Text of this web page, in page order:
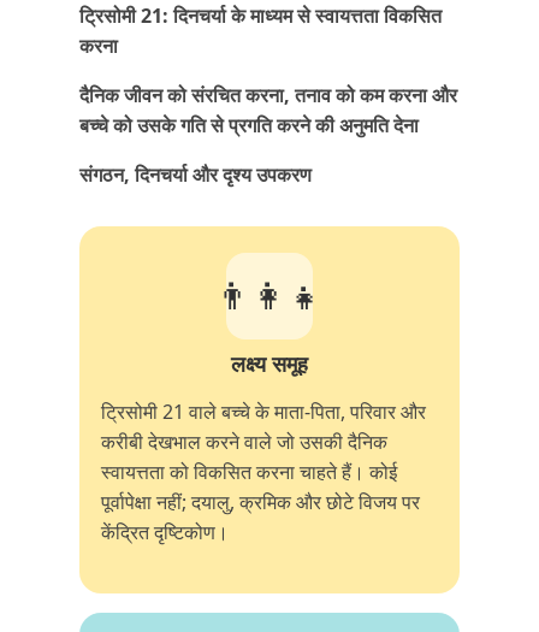
ट्रिसोमी 21: दिनचर्या के माध्यम से स्वायत्तता विकसित
करना
दैनिक जीवन को संरचित करना, तनाव को कम करना और
बच्चे को उसके गति से प्रगति करने की अनुमति देना
संगठन, दिनचर्या और दृश्य उपकरण
👨‍👩‍👧
लक्ष्य समूह
ट्रिसोमी 21 वाले बच्चे के माता-पिता, परिवार और
करीबी देखभाल करने वाले जो उसकी दैनिक
स्वायत्तता को विकसित करना चाहते हैं। कोई
पूर्वापेक्षा नहीं; दयालु, क्रमिक और छोटे विजय पर
केंद्रित दृष्टिकोण।